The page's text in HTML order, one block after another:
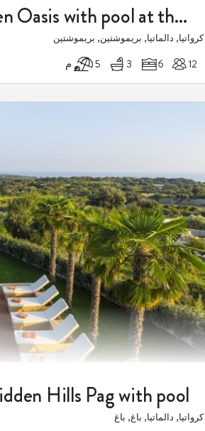
Luxury villa Primosten Oasis with pool at the beach
كرواتيا, دالماتيا, بريموشتين, بريموشتين
12
6
3 5 م
Hills Pag with pool
كرواتيا, دالماتيا, باغ, باغ